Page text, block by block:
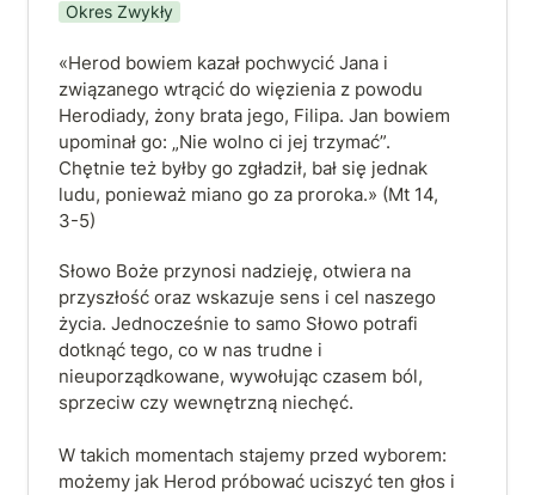
Okres Zwykły
«Herod bowiem kazał pochwycić Jana i
związanego wtrącić do więzienia z powodu
Herodiady, żony brata jego, Filipa. Jan bowiem
upominał go: „Nie wolno ci jej trzymać”.
Chętnie też byłby go zgładził, bał się jednak
ludu, ponieważ miano go za proroka.» (Mt 14,
3-5)
Słowo Boże przynosi nadzieję, otwiera na
przyszłość oraz wskazuje sens i cel naszego
życia. Jednocześnie to samo Słowo potrafi
dotknąć tego, co w nas trudne i
nieuporządkowane, wywołując czasem ból,
sprzeciw czy wewnętrzną niechęć.
W takich momentach stajemy przed wyborem:
możemy jak Herod próbować uciszyć ten głos i